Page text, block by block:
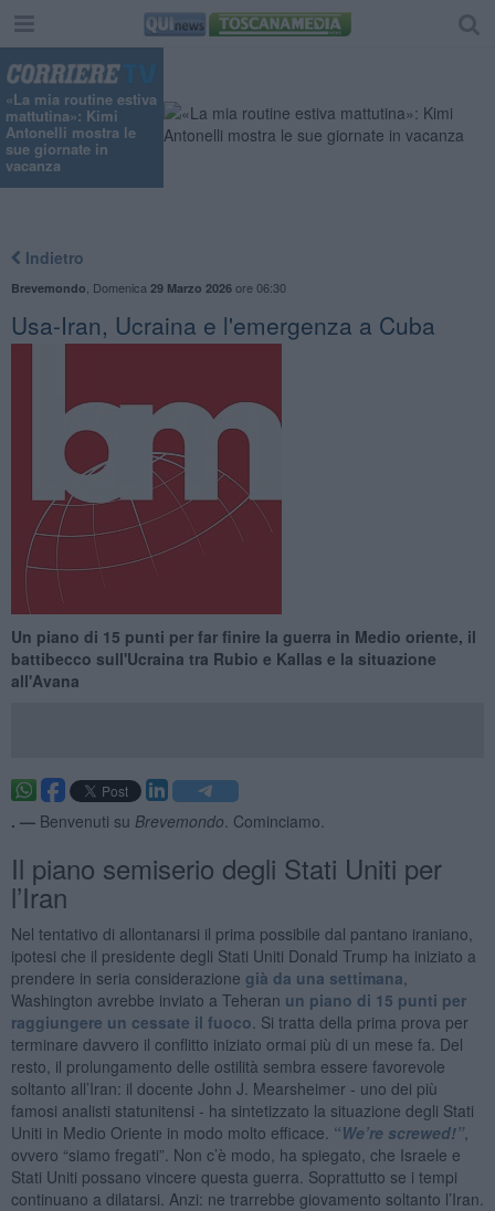
«La mia routine estiva
mattutina»: Kimi
Antonelli mostra le
sue giornate in
vacanza
Indietro
Brevemondo Domenica 29 Marzo 2026ore 06:30
Usa-Iran, Ucraina e l'emergenza a Cuba
Un piano di 15 punti per far finire la guerra in Medio oriente, il
battibecco sull'Ucraina tra Rubio e Kallas e la situazione
all'Avana
. — Benvenuti su Brevemondo . Cominciamo.
Il piano semiserio degli Stati Uniti per
l’Iran
Nel tentativo di allontanarsi il prima possibile dal pantano iraniano,
ipotesi che il presidente degli Stati Uniti Donald Trump ha iniziato a
prendere in seria considerazione già da una settimana
Washington avrebbe inviato a Teheran un piano di 15 punti per
raggiungere un cessate il fuoco . Si tratta della prima prova per
terminare davvero il conflitto iniziato ormai più di un mese fa. Del
resto, il prolungamento delle ostilità sembra essere favorevole
soltanto all’Iran: il docente John J. Mearsheimer - uno dei più
famosi analisti statunitensi - ha sintetizzato la situazione degli Stati
Uniti in Medio Oriente in modo molto efficace. “We’re screwed!”,
ovvero “siamo fregati”. Non c’è modo, ha spiegato, che Israele e
Stati Uniti possano vincere questa guerra. Soprattutto se i tempi
continuano a dilatarsi. Anzi: ne trarrebbe giovamento soltanto l’Iran.